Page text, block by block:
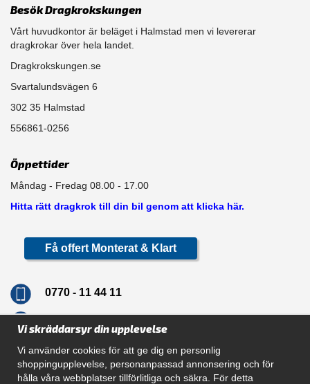
Besök Dragkrokskungen
Vårt huvudkontor är beläget i Halmstad men vi levererar
dragkrokar över hela landet.
Dragkrokskungen.se
Svartalundsvägen 6
302 35 Halmstad
556861-0256
Öppettider
Måndag - Fredag 08.00 - 17.00
Hitta rätt dragkrok till din bil genom att klicka här.
Få offert Monterat & Klart
0770 - 11 44 11
Vi skräddarsyr din upplevelse
Vi använder cookies för att ge dig en personlig
shoppingupplevelse, personanpassad annonsering och för
hålla våra webbplatser tillförlitliga och säkra. För detta